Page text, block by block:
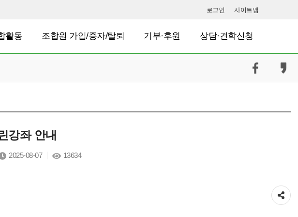
로그인 사이트맵
활동 조합원 가입/증자/탈퇴 기부·후원 상담·견학신청
강좌 안내
2025-08-07 13634
공유하기